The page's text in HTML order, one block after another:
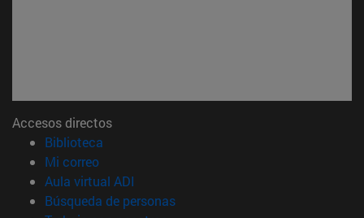
Accesos directos
Biblioteca
Mi correo(abre en nueva ventana)
Aula virtual ADI
Búsqueda de personas(abre en nueva ventana)